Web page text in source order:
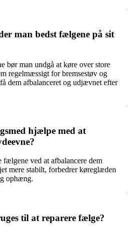
man bedst fælgene på sit
bør man undgå at køre over store
regelmæssigt for bremsestøv og
dem afbalanceret og udjævnet efter
hjælpe med at
ved at afbalancere dem
mere stabilt, forbedrer køreglæden
ophæng.
til at reparere fælge?